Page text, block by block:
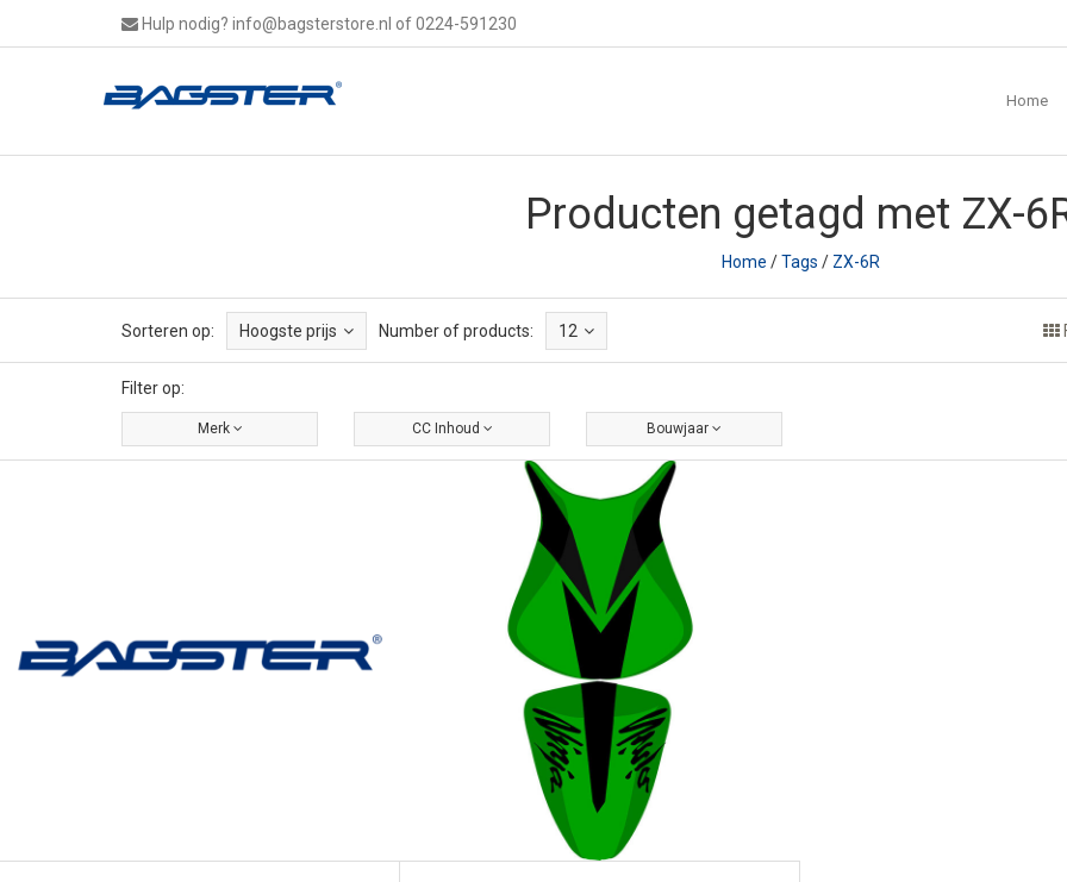
Hulp nodig? info@bagsterstore.nl of 0224-591230
Home
Producten getagd met ZX-
Home /Tags / ZX-6R
Sorteren op: Hoogste prijs Number of products: 12
Filter op:
Merk CC Inhoud Bouwjaar